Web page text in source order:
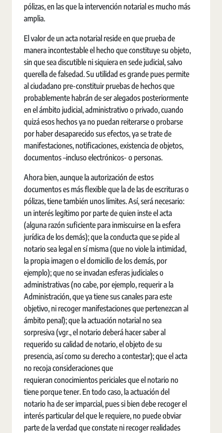
pólizas, en las que la intervención notarial es mucho más
amplia.
El valor de un acta notarial reside en que prueba de
manera incontestable el hecho que constituye su objeto,
sin que sea discutible ni siquiera en sede judicial, salvo
querella de falsedad. Su utilidad es grande pues permite
al ciudadano pre-constituir pruebas de hechos que
probablemente habrán de ser alegados posteriormente
en el ámbito judicial, administrativo o privado, cuando
quizá esos hechos ya no puedan reiterarse o probarse
por haber desaparecido sus efectos, ya se trate de
manifestaciones, notificaciones, existencia de objetos,
documentos –incluso electrónicos- o personas.
Ahora bien, aunque la autorización de estos
documentos es más flexible que la de las de escrituras o
pólizas, tiene también unos límites. Así, será necesario:
un interés legítimo por parte de quien inste el acta
(alguna razón suficiente para inmiscuirse en la esfera
jurídica de los demás); que la conducta que se pide al
notario sea legal en sí misma (que no viole la intimidad,
la propia imagen o el domicilio de los demás, por
ejemplo); que no se invadan esferas judiciales o
administrativas (no cabe, por ejemplo, requerir a la
Administración, que ya tiene sus canales para este
objetivo, ni recoger manifestaciones que pertenezcan al
ámbito penal); que la actuación notarial no sea
sorpresiva (vgr., el notario deberá hacer saber al
requerido su calidad de notario, el objeto de su
presencia, así como su derecho a contestar); que el acta
no recoja consideraciones que
requieran conocimientos periciales que el notario no
tiene porque tener. En todo caso, la actuación del
notario ha de ser imparcial, pues si bien debe recoger el
interés particular del que le requiere, no puede obviar
parte de la verdad que constate ni recoger realidades